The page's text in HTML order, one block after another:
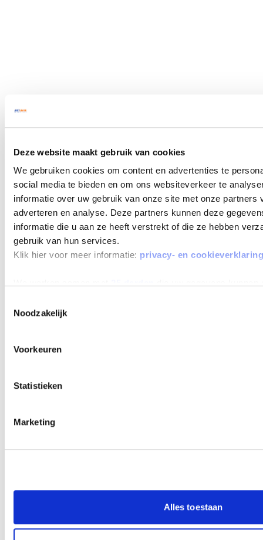
Deze website maakt gebruik van cookies
We gebruiken cookies om content en advertenties te
social media te bieden en om ons websiteverkeer te
informatie over uw gebruik van onze site met onze partners
adverteren en analyse. Deze partners kunnen deze
informatie die u aan ze heeft verstrekt of die ze hebben
gebruik van hun services.
Klik hier voor meer informatie: privacy- en cookieverklaring
Noodzakelijk
Voorkeuren
Statistieken
Marketing
Alles toestaan